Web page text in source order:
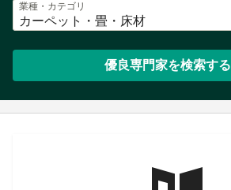
業種・カテゴリ
カーペット・畳・床材
優良専門家を検索する